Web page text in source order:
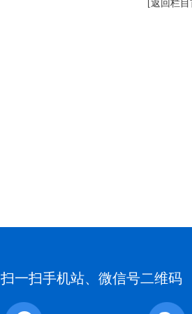
[返回栏
扫一扫手机站、微信号二维码